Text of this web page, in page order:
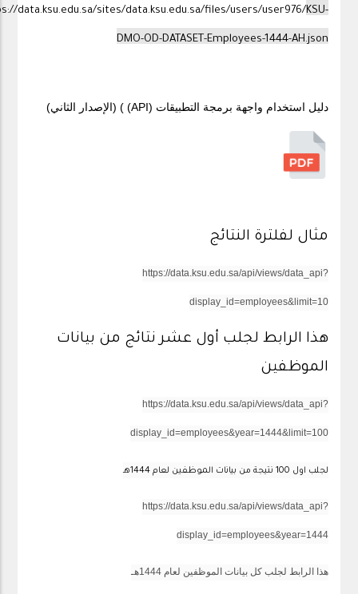
data.ksu.edu.sa/sites/data.ksu.edu.sa/files/users/user976/KSU-
DMO-OD-DATASET-Employees-1444-AH.json
دليل استخدام واجهة برمجة التطبيقات (API) ) (الإصدار الثاني)
مثال لفلترة النتائج
https://data.ksu.edu.sa/api/views/data_api?
display_id=employees&limit=10
هذا الرابط لجلب أول عشر نتائج من بيانات
الموظفين
https://data.ksu.edu.sa/api/views/data_api?
display_id=employees&year=1444&limit=100
لجلب اول 100 نتيجة من بيانات الموظفين لعام 1444هـ
https://data.ksu.edu.sa/api/views/data_api?
display_id=employees&year=1444
هذا الرابط لجلب كل بيانات الموظفين لعام 1444هـ